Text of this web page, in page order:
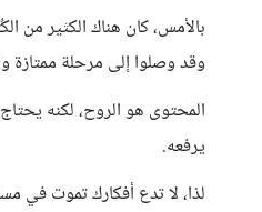
بالأمس، كان هناك الكثير من
وقد وصلوا إلى مرحلة ممتازة
المحتوى هو الروح، لكنه
يرفعه.
لذا، لا تدع أفكارك تموت في